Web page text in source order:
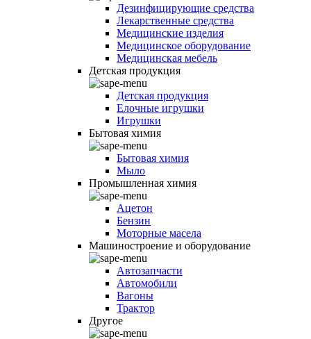
Дезинфицирующие средства
Лекарственные средства
Медицинские изделия
Медицинское оборудование
Медицинская мебель
Детская продукция
Детская продукция
Елочные игрушки
Игрушки
Бытовая химия
Бытовая химия
Мыло
Промышленная химия
Ацетон
Бензин
Моторные масела
Машиностроение и оборудование
Автозапчасти
Автомобили
Вагоны
Трактор
Другое